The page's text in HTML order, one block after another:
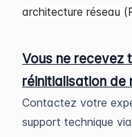
architecture réseau
Vous ne recevez
réinitialisation de
Contactez votre
support technique